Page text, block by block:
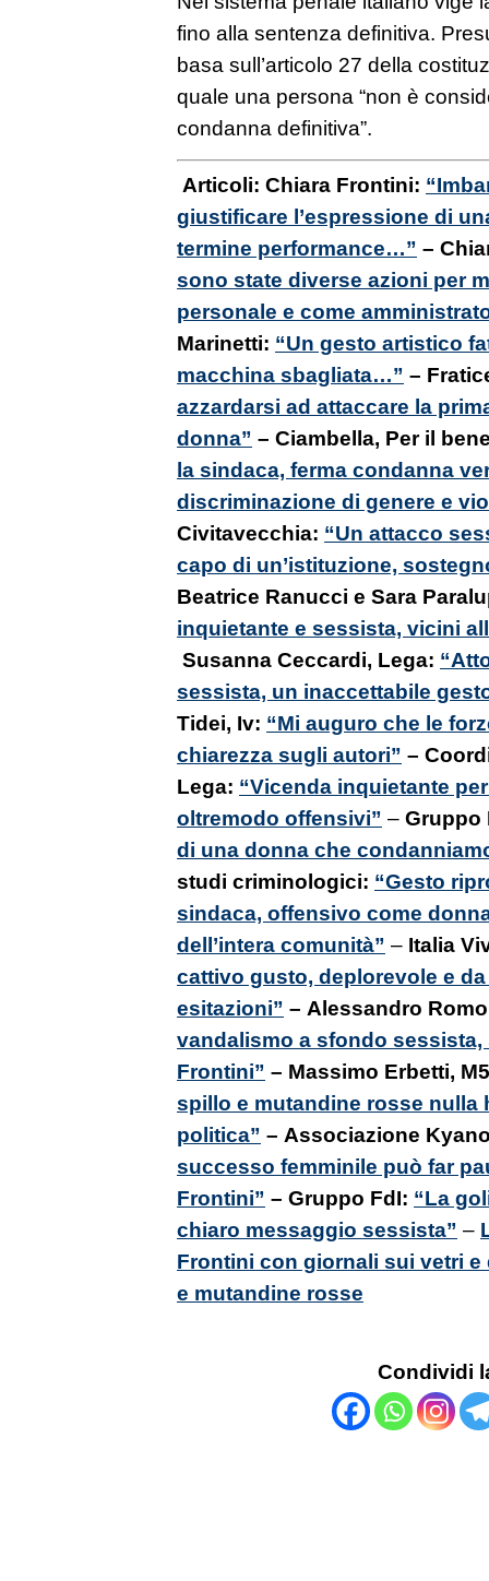
fino alla sentenza definitiva.
basa sull’articolo 27 della
quale una persona “non è
condanna definitiva”.
Articoli: Chiara Frontini:
giustificare l’espressione di
termine performance…” –
sono state diverse azioni per
personale e come
Marinetti: “Un gesto artistico
macchina sbagliata…” –
azzardarsi ad attaccare la
donna” – Ciambella, Per il
la sindaca, ferma condanna
discriminazione di genere e
Civitavecchia: “Un attacco
capo di un’istituzione,
Beatrice Ranucci e Sara
inquietante e sessista, vicini
Susanna Ceccardi, Lega:
sessista, un inaccettabile
Tidei, Iv: “Mi auguro che le
chiarezza sugli autori” –
Lega: “Vicenda inquietante
oltremodo offensivi” – Gruppo
di una donna che
studi criminologici: “Gesto
sindaca, offensivo come
dell’intera comunità” – Italia
cattivo gusto, deplorevole e
esitazioni” – Alessandro
vandalismo a sfondo
Frontini” – Massimo Erbetti,
spillo e mutandine rosse nulla
politica” – Associazione
successo femminile può far
Frontini” – Gruppo FdI: “La
chiaro messaggio sessista” –
Frontini con giornali sui vetri
e mutandine rosse
Condividi